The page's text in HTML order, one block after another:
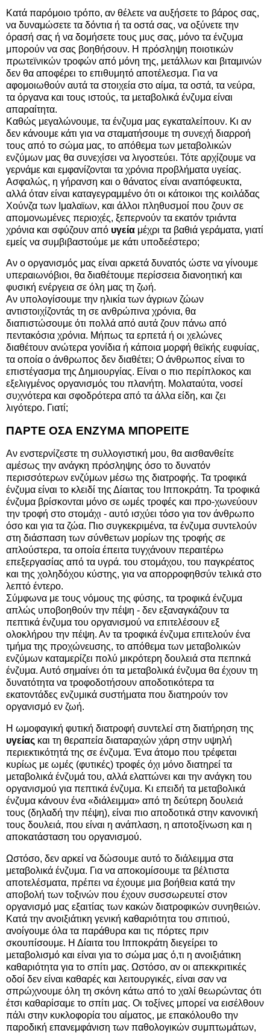
Κατά παρόμοιο τρόπο, αν θέλετε να αυξήσετε το βάρος σας,
να δυναμώσετε τα δόντια ή τα οστά σας, να οξύνετε την
όρασή σας ή να δομήσετε τους μυς σας, μόνο τα ένζυμα
μπορούν να σας βοηθήσουν. Η πρόσληψη ποιοτικών
πρωτεϊνικών τροφών από μόνη της, μετάλλων και βιταμινών
δεν θα αποφέρει το επιθυμητό αποτέλεσμα. Για να
αφομοιωθούν αυτά τα στοιχεία στο αίμα, τα οστά, τα νεύρα,
τα όργανα και τους ιστούς, τα μεταβολικά ένζυμα είναι
απαραίτητα.
Καθώς μεγαλώνουμε, τα ένζυμα μας εγκαταλείπουν. Κι αν
δεν κάνουμε κάτι για να σταματήσουμε τη συνεχή διαρροή
τους από το σώμα μας, το απόθεμα των μεταβολικών
ενζύμων μας θα συνεχίσει να λιγοστεύει. Τότε αρχίζουμε να
γερνάμε και εμφανίζονται τα χρόνια προβλήματα υγείας.
Ασφαλώς, η γήρανση και ο θάνατος είναι αναπόφευκτα,
αλλά όταν είναι καταγεγραμμένο ότι οι κάτοικοι της κοιλάδας
Χούνζα των Ιμαλαϊων, και άλλοι πληθυσμοί που ζουν σε
απομονωμένες περιοχές, ξεπερνούν τα εκατόν τριάντα
χρόνια και σφύζουν από υγεία μέχρι τα βαθιά γεράματα, γιατί
εμείς να συμβιβαστούμε με κάτι υποδεέστερο;
Αν ο οργανισμός μας είναι αρκετά δυνατός ώστε να γίνουμε
υπεραιωνόβιοι, θα διαθέτουμε περίσσεια διανοητική και
φυσική ενέργεια σε όλη μας τη ζωή.
Αν υπολογίσουμε την ηλικία των άγριων ζώων
αντιστοιχίζοντάς τη σε ανθρώπινα χρόνια, θα
διαπιστώσουμε ότι πολλά από αυτά ζουν πάνω από
πεντακόσια χρόνια. Μήπως τα ερπετά ή οι χελώνες
διαθέτουν ανώτερα γονίδια ή κάποια μορφή θεϊκής ευφυίας,
τα οποία ο άνθρωπος δεν διαθέτει; Ο άνθρωπος είναι το
επιστέγασμα της Δημιουργίας. Είναι ο πιο περίπλοκος και
εξελιγμένος οργανισμός του πλανήτη. Μολαταύτα, νοσεί
συχνότερα και σφοδρότερα από τα άλλα είδη, και ζει
λιγότερο. Γιατί;
ΠΑΡΤΕ ΟΣΑ ΕΝΖΥΜΑ ΜΠΟΡΕΙΤΕ
Αν ενστερνίζεστε τη συλλογιστική μου, θα αισθανθείτε
αμέσως την ανάγκη πρόσληψης όσο το δυνατόν
περισσότερων ενζύμων μέσω της διατροφής. Τα τροφικά
ένζυμα είναι το κλειδί της Δίαιτας του Ιπποκράτη. Τα τροφικά
ένζυμα βρίσκονται μόνο σε ωμές τροφές και προ-χωνεύουν
την τροφή στο στομάχι - αυτό ισχύει τόσο για τον άνθρωπο
όσο και για τα ζώα. Πιο συγκεκριμένα, τα ένζυμα συντελούν
στη διάσπαση των σύνθετων μορίων της τροφής σε
απλούστερα, τα οποία έπειτα τυγχάνουν περαιτέρω
επεξεργασίας από τα υγρά. του στομάχου, του παγκρέατος
και της χοληδόχου κύστης, για να απορροφηθσύν τελικά στο
λεπτό έντερο.
Σύμφωνα με τους νόμους της φύσης, τα τροφικά ένζυμα
απλώς υποβοηθούν την πέψη - δεν εξαναγκάζουν τα
πεπτικά ένζυμα του οργανισμού να επιτελέσουν εξ
ολοκλήρου την πέψη. Αν τα τροφικά ένζυμα επιτελούν ένα
τμήμα της προχώνεuσης, το απόθεμα των μεταβολικών
ενζύμων καταμερίζει πολύ μικρότερη δουλειά στα πεπnκά
ένζυμα. Αυτό σημαίνει ότι τα μεταβολικά ένζυμα θα έχουν τη
δυνατότητα να τροφοδοτήσουν αποδοτικότερα τα
εκατοντάδες ενζυμικά συστήματα που διατηρούν τον
οργανισμό εν ζωή.
Η ωμοφαγική φυτική διατροφή συντελεί στη διατήρηση της
υγείας και τη θεραπεία διαταραχών χάρη στην υψηλή
περιεκτικότητά της σε ένζυμα. Ένα άτομο που τρέφεται
κυρίως με ωμές (φυτικές) τροφές όχι μόνο διατηρεί τα
μεταβολικά ένζυμά του, αλλά ελαττώνει και την ανάγκη του
οργανισμού για πεπτικά ένζυμα. Κι επειδή τα μεταβολικά
ένζυμα κάνουν ένα «διάλειμμα» από τη δεύτερη δουλειά
τους (δηλαδή την πέψη), είναι πιο αποδοτικά στην κανονική
τους δουλειά, που είναι η ανάπλαση, η αποτοξίνωση και η
αποκατάσταση του οργανισμού.
Ωστόσο, δεν αρκεί να δώσουμε αυτό το διάλειμμα στα
μεταβολικά ένζυμα. Για να αποκομίσουμε τα βέλτιστα
αποτελέσματα, πρέπει να έχουμε μια βοήθεια κατά την
αποβολή των τοξινών που έχουν συσσωρευτεί στον
οργανισμό μας εξαιτίας των κακών διατροφικών συνηθειών.
Κατά την ανοιξιάτικη γενική καθαριότητα του σπιτιού,
ανοίγουμε όλα τα παράθυρα και τις πόρτες πριν
σκουπίσουμε. Η Δίαιτα του Ιπποκράτη διεγείρει το
μεταβολισμό και είναι για το σώμα μας ό,τι η ανοιξιάτικη
καθαριότητα για το σπίτι μας. Ωστόσο, αν οι απεκκριτικές
οδοί δεν είναι καθαρές και λειτουργικές, είναι σαν να
σπρώχνουμε όλη τη σκόνη κάτω από το χαλί θεωρώντας ότι
έτσι καθαρίσαμε το σπίτι μας. Οι τοξίνες μπορεί να εισέλθουν
πάλι στην κυκλοφορία του αίματος, με επακόλουθο την
παροδική επανεμφάνιση των παθολογικών συμπτωμάτων,